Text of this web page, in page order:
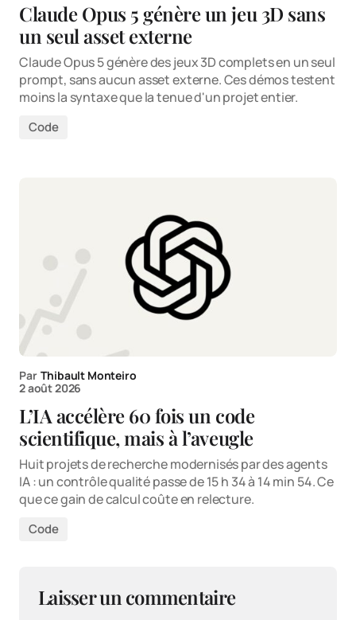
Claude Opus 5 génère un jeu 3D sans
un seul asset externe
Claude Opus 5 génère des jeux 3D complets en un seul
prompt, sans aucun asset externe. Ces démos testent
moins la syntaxe que la tenue d'un projet entier.
Code
Par Thibault Monteiro
2 août 2026
L’IA accélère 60 fois un code
scientifique, mais à l’aveugle
Huit projets de recherche modernisés par des agents
IA : un contrôle qualité passe de 15 h 34 à 14 min 54. Ce
que ce gain de calcul coûte en relecture.
Code
Laisser un commentaire